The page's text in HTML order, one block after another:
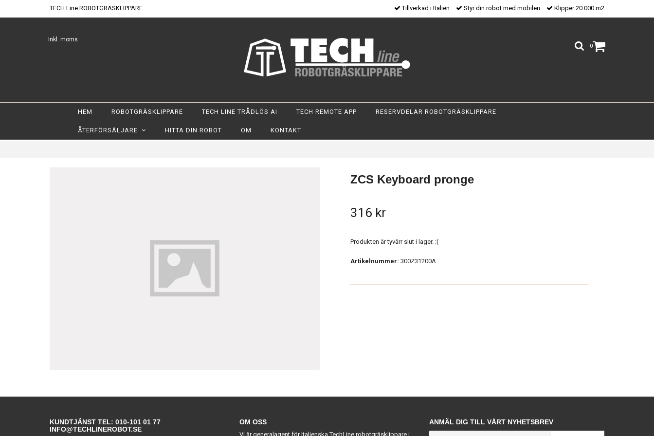
TECH Line ROBOTGRÄSKLIPPARE Tillverkad i Italien Styr din robot med mobilen Klipper 20.000 m2
0
Inkl. moms
HEM ROBOTGRÄSKLIPPARE TECH LINE TRÅDLÖS AI TECH REMOTE APP RESERVDELAR ROBOTGRÄSKLIPPARE
ÅTERFÖRSÄLJARE HITTA DIN ROBOT OM KONTAKT
ZCS Keyboard pronge
316 kr
Produkten är tyvärr slut i lager. :(
Artikelnummer: 300Z31200A
KUNDTJÄNST TEL: 010-101 01 77
INFO@TECHLINEROBOT.SE
OM OSS
Vi är generalagent för Italienska TechLine robotgräsklippare i
ANMÄL DIG TILL VÅRT NYHETSBREV